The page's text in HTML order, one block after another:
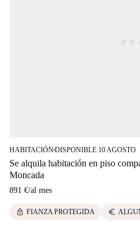
HABITACIÓN■DISPONIBLE 10 AGOSTO
Se alquila habitación en piso
Moncada
891 €/al mes
lock FIANZA PROTEGIDA euro